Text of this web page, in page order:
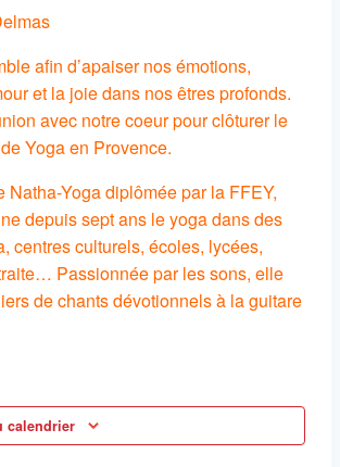
afin d’apaiser nos émotions,
et la joie dans nos êtres profonds.
avec notre coeur pour clôturer le
Yoga en Provence.
Natha-Yoga diplômée par la FFEY,
depuis sept ans le yoga dans des
centres culturels, écoles, lycées,
Passionnée par les sons, elle
de chants dévotionnels à la guitare
calendrier